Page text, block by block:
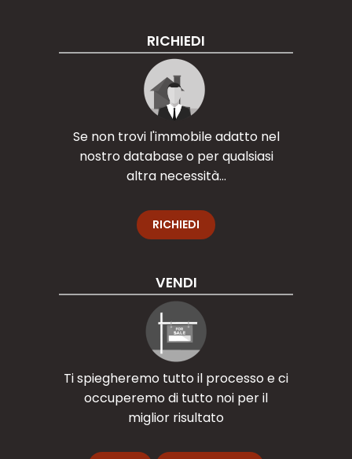
RICHIEDI
Se non trovi l'immobile adatto nel
nostro database o per qualsiasi
altra necessità...
RICHIEDI
VENDI
Ti spiegheremo tutto il processo e ci
occuperemo di tutto noi per il
miglior risultato